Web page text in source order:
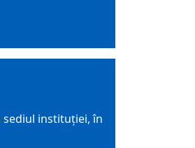
sediul instituției, în